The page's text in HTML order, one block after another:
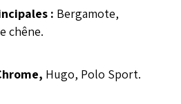
: Bergamote,
chêne.
Hugo, Polo Sport.